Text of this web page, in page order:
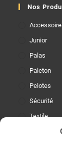
Nos
Junior
Palas
Paleton
Pelotes
Sécurité
Textile